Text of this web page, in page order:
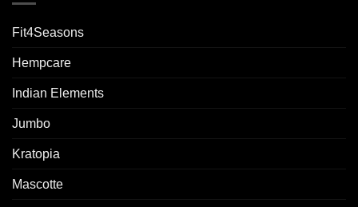
Fit4Seasons
Hempcare
Indian Elements
Jumbo
Kratopia
Mascotte